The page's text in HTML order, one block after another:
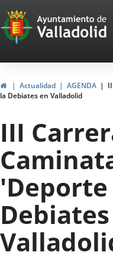
Portal
Web
del
de
Valladolid
HomeActualidad AGENDA
la Debiates en Valladolid
III